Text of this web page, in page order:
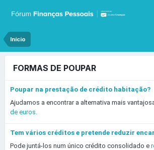
Início
FORMAS DE POUPAR
Poupar na prestação de crédito habitação?
Ajudamos a encontrar a alternativa mais
de euros.
Tem vários créditos e pretende reduzir
Pode juntá-los num único crédito consolidado e